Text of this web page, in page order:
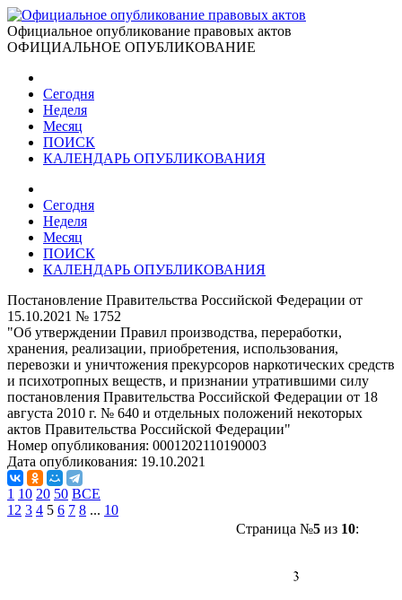
Официальное опубликование правовых актов
ОФИЦИАЛЬНОЕ ОПУБЛИКОВАНИЕ
Сегодня
Неделя
Месяц
ПОИСК
КАЛЕНДАРЬ ОПУБЛИКОВАНИЯ
Сегодня
Неделя
Месяц
ПОИСК
КАЛЕНДАРЬ ОПУБЛИКОВАНИЯ
Постановление Правительства Российской Федерации от
15.10.2021 № 1752
"Об утверждении Правил производства, переработки,
хранения, реализации, приобретения, использования,
перевозки и уничтожения прекурсоров наркотических средств
и психотропных веществ, и признании утратившими силу
постановления Правительства Российской Федерации от 18
августа 2010 г. № 640 и отдельных положений некоторых
актов Правительства Российской Федерации"
Номер опубликования: 0001202110190003
Дата опубликования: 19.10.2021
1 10 20 50 ВСЕ
1 2 3 4 5 6 7 8 ... 10
Страница №5из 10: